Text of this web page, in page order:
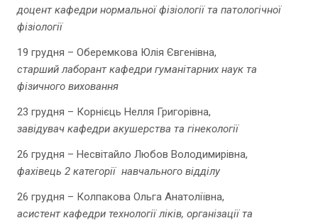
доцент кафедри нормальної фізіології та патологічної
фізіології
19 грудня – Оберемкова Юлія Євгенівна,
старший лаборант кафедри гуманітарних наук та
фізичного виховання
23 грудня – Корнієць Нелля Григорівна,
завідувач кафедри акушерства та гінекології
26 грудня – Несвітайло Любов Володимирівна,
фахівець 2 категорії навчального відділу
26 грудня – Колпакова Ольга Анатоліївна,
асистент кафедри технології ліків, організації та